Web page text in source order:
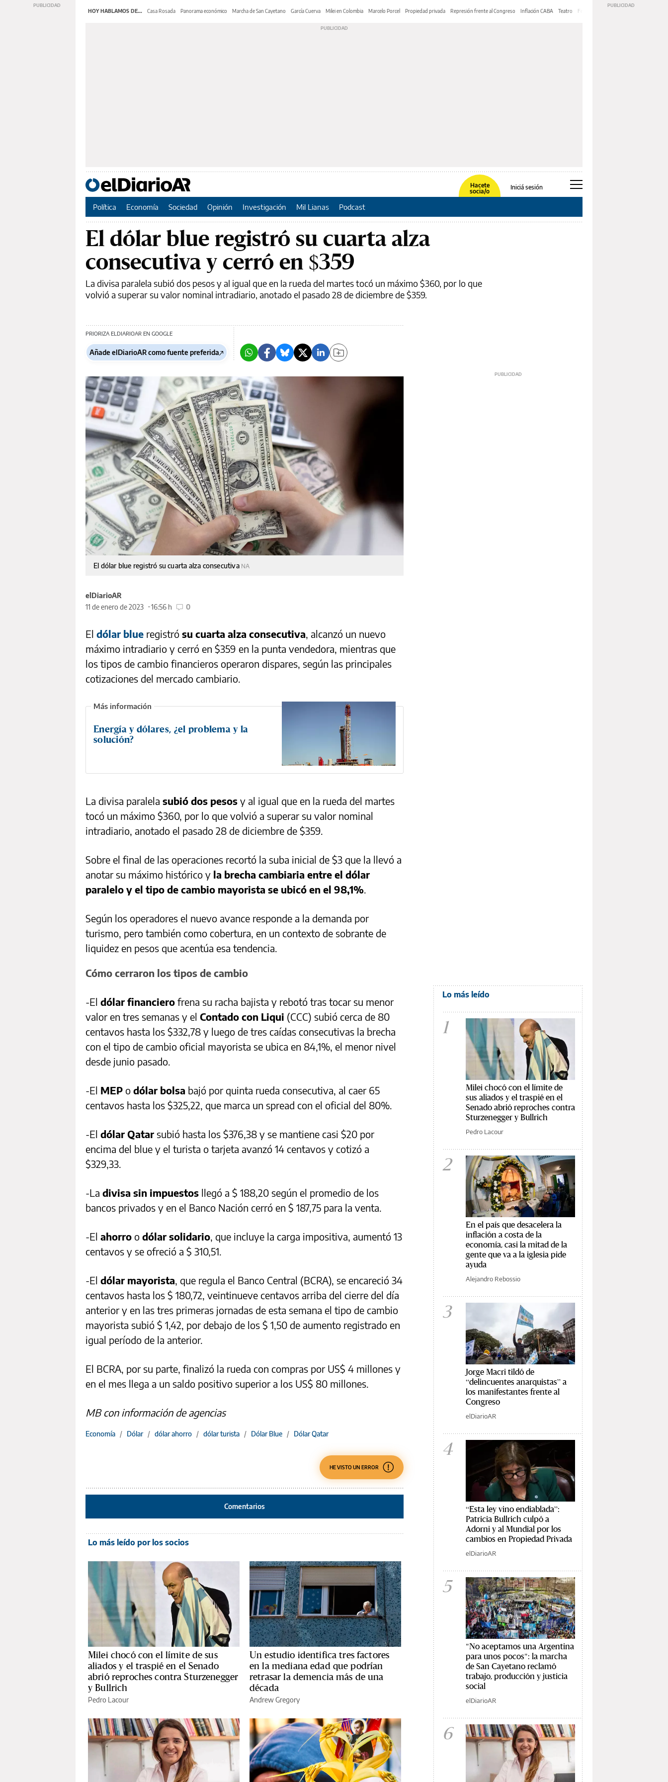
HOY HABLAMOS DE... Casa Rosada Panorama económico Marcha de San Cayetano García Cuerva Milei en Colombia Marcelo Porcel Propiedad privada Represión frente al Congreso Inflación CABA Teatro Feria de Editores
Hacete
socia/o
Iniciá sesión
Política Economía Sociedad Opinión Investigación Mil Lianas Podcast
El dólar blue registró su cuarta alza
consecutiva y cerró en $359
La divisa paralela subió dos pesos y al igual que en la rueda del martes tocó un máximo $360, por lo que
volvió a superar su valor nominal intradiario, anotado el pasado 28 de diciembre de $359.
PRIORIZA ELDIARIOAR EN GOOGLE
Añade elDiarioAR como fuente preferida
El dólar blue registró su cuarta alza consecutiva NA
elDiarioAR
11 de enero de 2023
16:56 h 0
El dólar blue registró su cuarta alza consecutiva, alcanzó un nuevo
máximo intradiario y cerró en $359 en la punta vendedora, mientras que
los tipos de cambio financieros operaron dispares, según las principales
cotizaciones del mercado cambiario.
Energía y dólares, ¿el problema y la
solución?
La divisa paralela subió dos pesos y al igual que en la rueda del martes
tocó un máximo $360, por lo que volvió a superar su valor nominal
intradiario, anotado el pasado 28 de diciembre de $359.
Sobre el final de las operaciones recortó la suba inicial de $3 que la llevó a
anotar su máximo histórico y la brecha cambiaria entre el dólar
paralelo y el tipo de cambio mayorista se ubicó en el 98,1%.
Según los operadores el nuevo avance responde a la demanda por
turismo, pero también como cobertura, en un contexto de sobrante de
liquidez en pesos que acentúa esa tendencia.
Cómo cerraron los tipos de cambio
-El dólar financiero frena su racha bajista y rebotó tras tocar su menor
valor en tres semanas y el Contado con Liqui (CCC) subió cerca de 80
centavos hasta los $332,78 y luego de tres caídas consecutivas la brecha
con el tipo de cambio oficial mayorista se ubica en 84,1%, el menor nivel
desde junio pasado.
-El MEP o dólar bolsa bajó por quinta rueda consecutiva, al caer 65
centavos hasta los $325,22, que marca un spread con el oficial del 80%.
-El dólar Qatar subió hasta los $376,38 y se mantiene casi $20 por
encima del blue y el turista o tarjeta avanzó 14 centavos y cotizó a
$329,33.
-La divisa sin impuestos llegó a $ 188,20 según el promedio de los
bancos privados y en el Banco Nación cerró en $ 187,75 para la venta.
-El ahorro o dólar solidario, que incluye la carga impositiva, aumentó 13
centavos y se ofreció a $ 310,51.
-El dólar mayorista, que regula el Banco Central (BCRA), se encareció 34
centavos hasta los $ 180,72, veintinueve centavos arriba del cierre del día
anterior y en las tres primeras jornadas de esta semana el tipo de cambio
mayorista subió $ 1,42, por debajo de los $ 1,50 de aumento registrado en
igual período de la anterior.
El BCRA, por su parte, finalizó la rueda con compras por US$ 4 millones y
en el mes llega a un saldo positivo superior a los US$ 80 millones.
MB con información de agencias
Economía / Dólar / dólar ahorro / dólar turista / Dólar Blue / Dólar Qatar
HE VISTO UN ERROR
Comentarios
Lo más leído por los socios
Milei chocó con el límite de sus
aliados y el traspié en el Senado
abrió reproches contra Sturzenegger
y Bullrich
Pedro Lacour
Un estudio identifica tres factores
en la mediana edad que podrían
retrasar la demencia más de una
década
Andrew Gregory
Lo más leído
1
Milei chocó con el límite de
sus aliados y el traspié en el
Senado abrió reproches contra
Sturzenegger y Bullrich
Pedro Lacour
2
En el país que desacelera la
inflación a costa de la
economía, casi la mitad de la
gente que va a la iglesia pide
ayuda
Alejandro Rebossio
3
Jorge Macri tildó de
“delincuentes anarquistas” a
los manifestantes frente al
Congreso
elDiarioAR
4
“Esta ley vino endiablada”:
Patricia Bullrich culpó a
Adorni y al Mundial por los
cambios en Propiedad Privada
elDiarioAR
5
"No aceptamos una Argentina
para unos pocos": la marcha
de San Cayetano reclamó
trabajo, producción y justicia
social
elDiarioAR
6